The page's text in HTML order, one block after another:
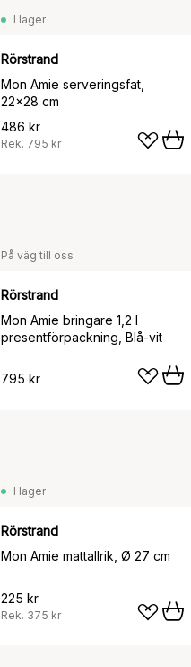
I lager
Rörstrand
Mon Amie serveringsfat,
22x28 cm
486 kr
Rek. 795 kr
På väg till oss
Rörstrand
Mon Amie bringare 1,2 l
presentförpackning, Blå-vit
795 kr
I lager
Rörstrand
Mon Amie mattallrik, Ø 27 cm
225 kr
Rek. 375 kr